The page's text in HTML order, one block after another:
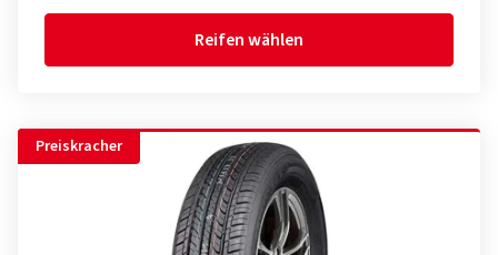
Reifen wählen
Preiskracher